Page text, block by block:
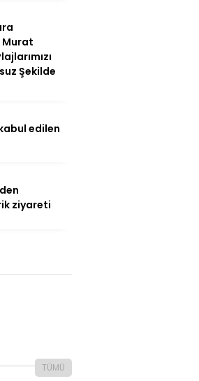
Şekilde
edilen
ziyareti
TÜMÜ